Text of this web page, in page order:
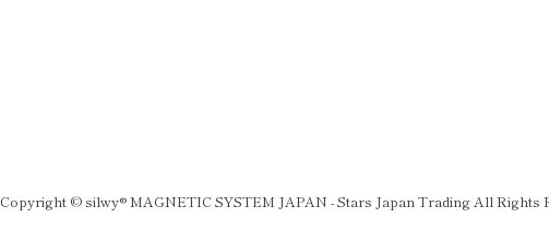
Copyright © silwy® MAGNETIC SYSTEM JAPAN - Stars Japan Trading All Rights